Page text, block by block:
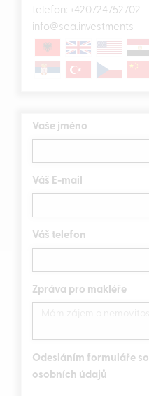
telefon: +420724752702
info@sea.investments
Vaše jméno
Váš E-mail
Váš telefon
Zpráva pro makléře
Odesláním formuláře
osobních údajů